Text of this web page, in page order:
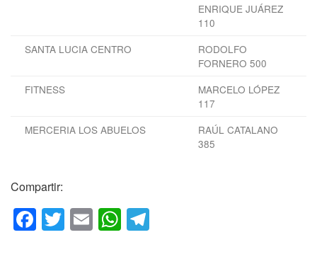
ENRIQUE JUÁREZ
110
SANTA LUCIA CENTRO
RODOLFO
FORNERO 500
FITNESS
MARCELO LÓPEZ
117
MERCERIA LOS ABUELOS
RAÚL CATALANO
385
Compartir:
F
a
T
wi
E
m
W
h